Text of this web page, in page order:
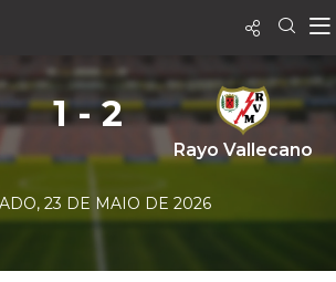
1 - 2
Rayo Vallecano
23 DE MAIO DE 2026